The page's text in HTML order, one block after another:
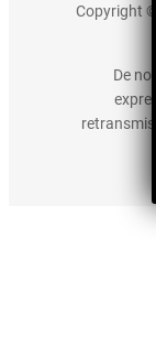
Copyright
De